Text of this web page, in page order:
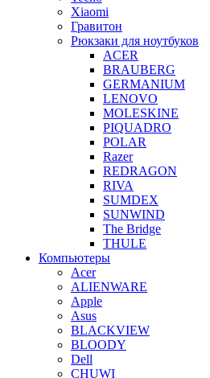
Xiaomi
Гравитон
Рюкзаки для ноутбуков
ACER
BRAUBERG
GERMANIUM
LENOVO
MOLESKINE
PIQUADRO
POLAR
Razer
REDRAGON
RIVA
SUMDEX
SUNWIND
The Bridge
THULE
Компьютеры
Acer
ALIENWARE
Apple
Asus
BLACKVIEW
BLOODY
Dell
CHUWI